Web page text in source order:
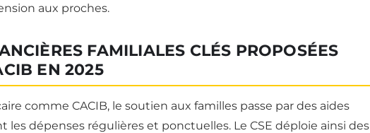
aux proches.
FAMILIALES CLÉS PROPOSÉES
EN 2025
comme CACIB, le soutien aux familles passe par des aides
les dépenses régulières et ponctuelles. Le CSE déploie ainsi des